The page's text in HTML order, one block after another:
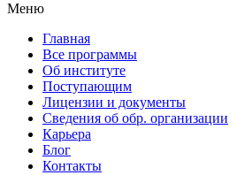
Меню
Главная
Все программы
Об институте
Поступающим
Лицензии и документы
Сведения об обр. организации
Карьера
Блог
Контакты